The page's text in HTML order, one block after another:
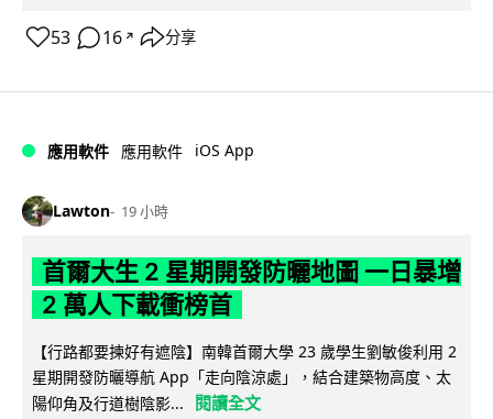
53 16 ↗ 分享
應用軟件 應用軟件 iOS App
Lawton 19 小時
首爾大生 2 星期開發防曬地圖 一日暴增
2 萬人下載衝榜首
【行路都要揀好有遮陰】南韓首爾大學 23 歲學生劉敏俊利用 2
星期開發防曬導航 App「走向陰涼處」，結合建築物高度、太
陽仰角及行道樹陰影...
閱讀全文